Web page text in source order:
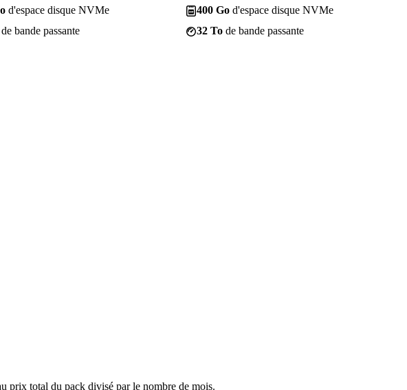
d'espace disque NVMe
de bande passante
400 Go d'espace disque NVMe
32 To de bande passante
prix total du pack divisé par le nombre de mois.